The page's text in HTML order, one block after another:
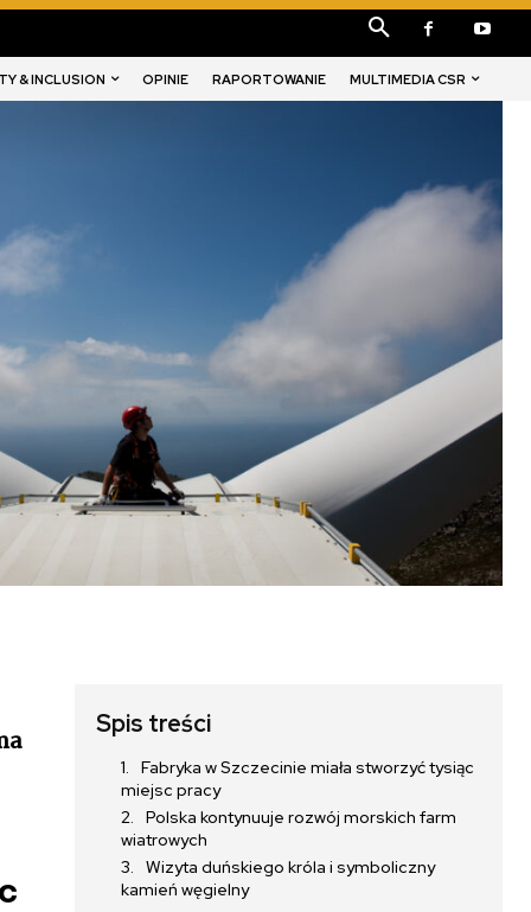
& INCLUSION OPINIE RAPORTOWANIE MULTIMEDIA CSR
Spis treści
Fabryka w Szczecinie miała stworzyć tysiąc
miejsc pracy
Polska kontynuuje rozwój morskich farm
wiatrowych
Wizyta duńskiego króla i symboliczny
kamień węgielny